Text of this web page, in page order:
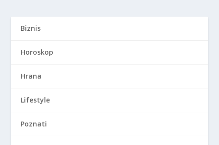
Biznis
Horoskop
Hrana
Lifestyle
Poznati